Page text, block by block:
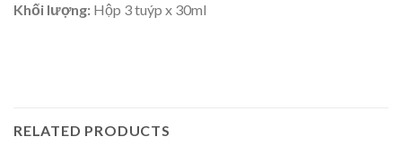
Khối lượng: Hộp 3 tuýp x 30ml
RELATED PRODUCTS